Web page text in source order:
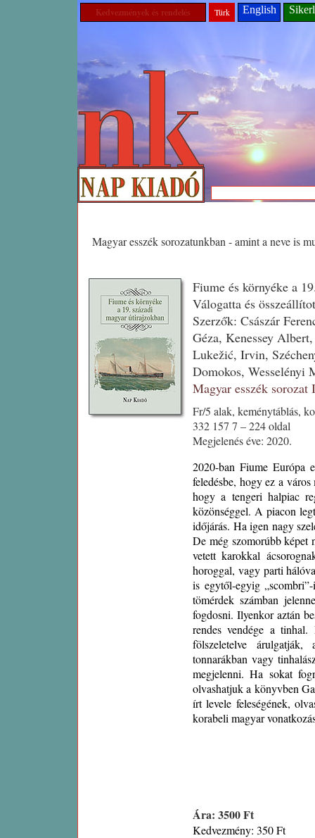
Kedvezmények és rendelés Türk English
Magyar esszék sorozatunkban - amint a neve is
Fiume és környéke a
Válogatta és
Szerzők: Császár
Géza, Kenessey
Lukežić, Irvin,
Domokos,
Magyar esszék sorozat
Fr/5 alak, keménytáblás,
332 157 7 – 224 oldal
Megjelenés éve: 2020.
2020-ban Fiume Európa
feledésbe, hogy ez a
hogy a tengeri halpiac
közönséggel. A piacon
időjárás. Ha igen nagy
De még szomorúbb képet
vetett karokkal
horoggal, vagy parti
is egytől-egyig
tömérdek számban
fogdosni. Ilyenkor aztán
rendes vendége a
fölszeletelve
tonnarákban vagy
megjelenni. Ha sokat
olvashatjuk a könyvben
írt levele feleségének,
korabeli magyar
Ára: 3500 Ft
Kedvezmény: 350 Ft